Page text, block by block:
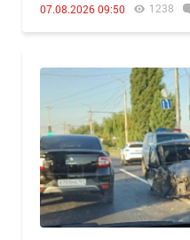
07.08.2026 09:50 1238